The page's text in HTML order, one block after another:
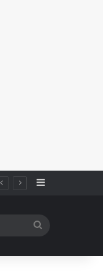
Sidebar